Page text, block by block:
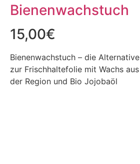
Bienenwachstuch
15,00€
Bienenwachstuch – die Alternative
zur Frischhaltefolie mit Wachs aus
der Region und Bio Jojobaöl